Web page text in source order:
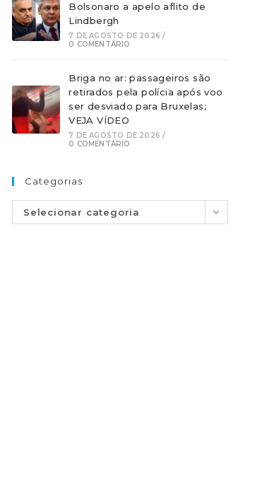
Bolsonaro a apelo aflito de
Lindbergh
7 DE AGOSTO DE 2026 /
0 COMENTÁRIO
Briga no ar: passageiros são
retirados pela polícia após voo
ser desviado para Bruxelas;
VEJA VÍDEO
7 DE AGOSTO DE 2026 /
0 COMENTÁRIO
Categorias
Selecionar categoria